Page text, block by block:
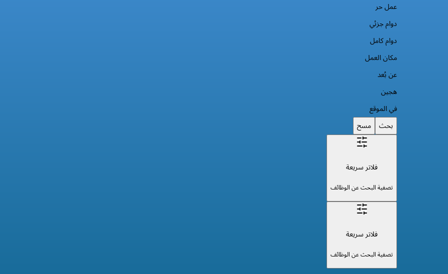
عمل حر
دوام جزئي
دوام كامل
مكان العمل
عن بُعد
هجين
في الموقع
بحث مسح
فلاتر سريعة
تصفية البحث عن الوظائف
فلاتر سريعة
تصفية البحث عن الوظائف